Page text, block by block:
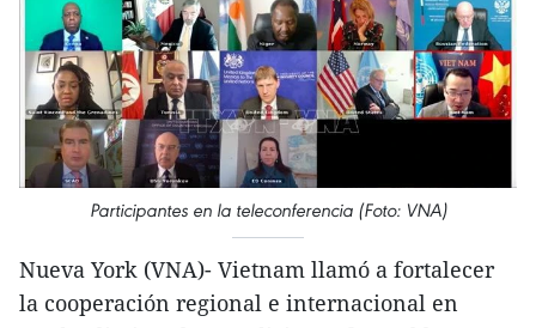
Participantes en la teleconferencia (Foto: VNA)
Nueva York (VNA)- Vietnam llamó a fortalecer
la cooperación regional e internacional en